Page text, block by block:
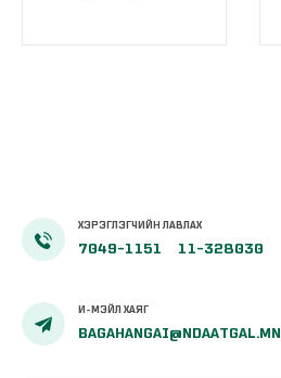
зохион
байгуулав
ХЭРЭГЛЭГЧИЙН ЛАВЛАХ
7049-1151 11-328030
И-МЭЙЛ ХАЯГ
BAGAHANGAI@NDAATGAL.MN